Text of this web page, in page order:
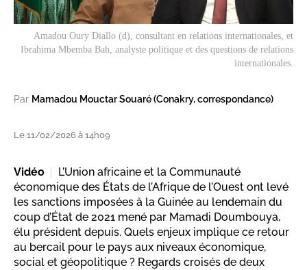
Amadou Oury Diallo (d), consultant en relations internationales, et
Ibrahima Mbemba Bah, analyste politique et des questions de relations
internationales.
Par Mamadou Mouctar Souaré (Conakry, correspondance)
Le 11/02/2026 à 14h09
Vidéo
L’Union africaine et la Communauté
économique des États de l’Afrique de l’Ouest ont levé
les sanctions imposées à la Guinée au lendemain du
coup d’État de 2021 mené par Mamadi Doumbouya,
élu président depuis. Quels enjeux implique ce retour
au bercail pour le pays aux niveaux économique,
social et géopolitique ? Regards croisés de deux